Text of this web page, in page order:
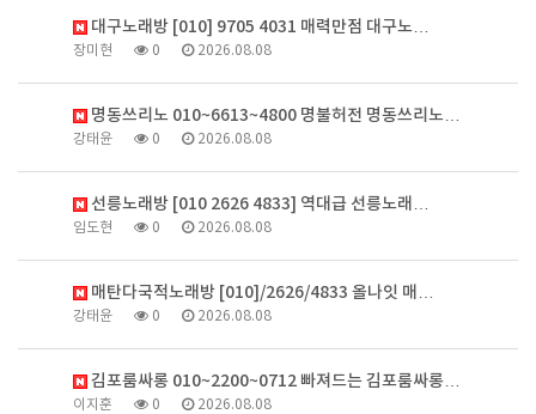
대구노래방 [010] 9705 4031 매력만점 대구노…
장미현 0 2026.08.08
명동쓰리노 010~6613~4800 명불허전 명동쓰리노…
강태윤 0 2026.08.08
선릉노래방 [010 2626 4833] 역대급 선릉노래…
임도현 0 2026.08.08
매탄다국적노래방 [010]/2626/4833 올나잇 매…
강태윤 0 2026.08.08
김포룸싸롱 010~2200~0712 빠져드는 김포룸싸롱…
이지훈 0 2026.08.08